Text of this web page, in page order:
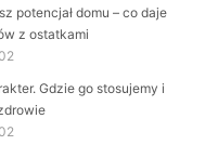
potencjał domu – co daje
z ostatkami
Gdzie go stosujemy i